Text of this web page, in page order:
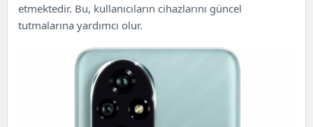
etmektedir. Bu, kullanıcıların cihazlarını güncel
tutmalarına yardımcı olur.